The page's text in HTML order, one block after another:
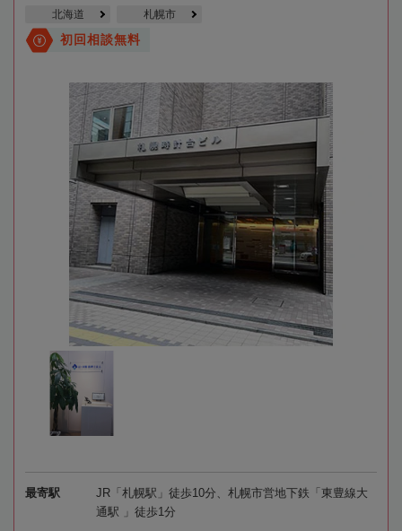
北海道 札幌市
初回相談無料
最寄駅
JR「札幌駅」徒歩10分、札幌市営地下鉄「東豊線大
通駅 」徒歩1分